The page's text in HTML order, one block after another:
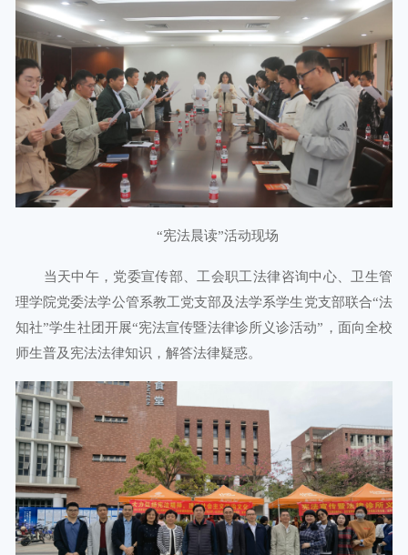
“宪法晨读”活动现场
当天中午，党委宣传部、工会职工法律咨询中心、卫生管
理学院党委法学公管系教工党支部及法学系学生党支部联合“法
知社”学生社团开展“宪法宣传暨法律诊所义诊活动”，面向全校
师生普及宪法法律知识，解答法律疑惑。